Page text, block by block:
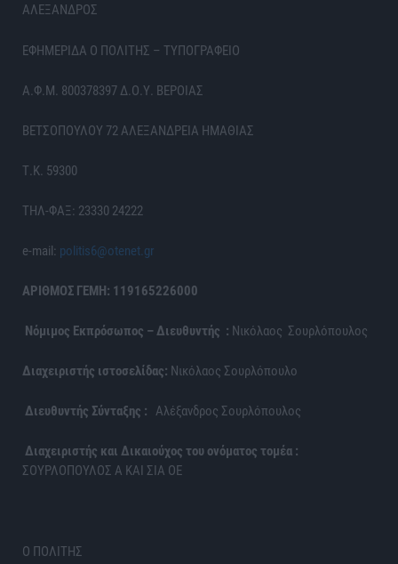
ΑΛΕΞΑΝΔΡΟΣ
ΕΦΗΜΕΡΙΔΑ Ο ΠΟΛΙΤΗΣ – ΤΥΠΟΓΡΑΦΕΙΟ
Α.Φ.Μ. 800378397 Δ.Ο.Υ. ΒΕΡΟΙΑΣ
ΒΕΤΣΟΠΟΥΛΟΥ 72 ΑΛΕΞΑΝΔΡΕΙΑ ΗΜΑΘΙΑΣ
Τ.Κ. 59300
ΤΗΛ-ΦΑΞ: 23330 24222
e-mail: politis6@otenet.gr
ΑΡΙΘΜΟΣ ΓΕΜΗ: 119165226000
Νόμιμος Εκπρόσωπος – Διευθυντής : Νικόλαος Σουρλόπουλος
Διαχειριστής ιστοσελίδας: Νικόλαος Σουρλόπουλο
Διευθυντής Σύνταξης : Αλέξανδρος Σουρλόπουλος
Διαχειριστής και Δικαιούχος του ονόματος τομέα :
ΣΟΥΡΛΟΠΟΥΛΟΣ Α ΚΑΙ ΣΙΑ ΟΕ
Ο ΠΟΛΙΤΗΣ